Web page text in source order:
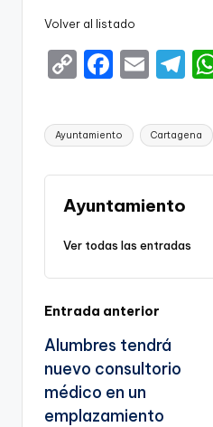
Volver al listado
C
p
y
Li
n
k
F
c
e
b
o
o
E
ai
l
T
e
gr
a
Etiquetas:
Ayuntamiento Cartagena
Ayuntamiento
Ver todas las entradas
Navegación
de
entradas
Entrada anterior
Alumbres tendrá
nuevo consultorio
médico en un
emplazamiento